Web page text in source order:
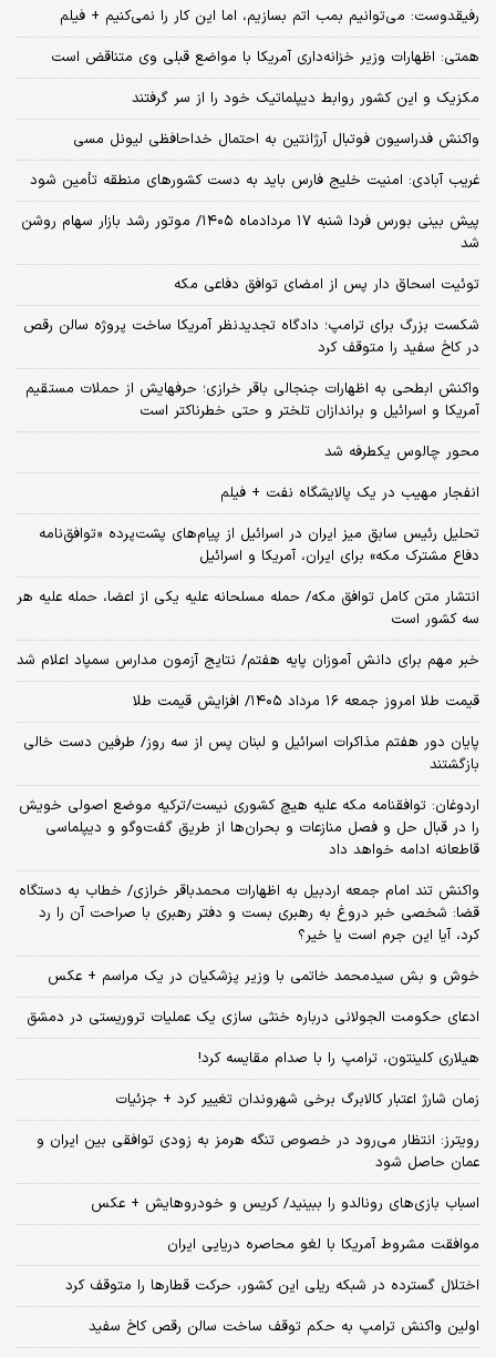
رفیقدوست: می‌توانیم بمب اتم بسازیم، اما این کار را نمی‌کنیم + فیلم
همتی: اظهارات وزیر خزانه‌داری آمریکا با مواضع قبلی وی متناقض است
مکزیک و این کشور روابط دیپلماتیک خود را از سر گرفتند
واکنش فدراسیون فوتبال آرژانتین به احتمال خداحافظی لیونل مسی
غریب آبادی: امنیت خلیج فارس باید به دست کشورهای منطقه تأمین شود
پیش بینی بورس فردا شنبه ۱۷ مردادماه ۱۴۰۵/ موتور رشد بازار سهام روشن
شد
توئیت اسحاق دار پس از امضای توافق دفاعی مکه
شکست بزرگ برای ترامپ؛ دادگاه تجدیدنظر آمریکا ساخت پروژه سالن رقص
در کاخ سفید را متوقف کرد
واکنش ابطحی به اظهارات جنجالی باقر خرازی؛ حرفهایش از حملات مستقیم
آمریکا و اسرائیل و براندازان تلختر و حتی خطرناکتر است
محور چالوس یکطرفه شد
انفجار مهیب در یک پالایشگاه نفت + فیلم
تحلیل رئیس سابق میز ایران در اسرائیل از پیام‌های پشت‌پرده «توافق‌نامه
دفاع مشترک مکه» برای ایران، آمریکا و اسرائیل
انتشار متن کامل توافق مکه/ حمله مسلحانه علیه یکی از اعضا، حمله علیه هر
سه کشور است
خبر مهم برای دانش آموزان پایه هفتم/ نتایج آزمون مدارس سمپاد اعلام شد
قیمت طلا امروز جمعه ۱۶ مرداد ۱۴۰۵/ افزایش قیمت طلا
پایان دور هفتم مذاکرات اسرائیل و لبنان پس از سه روز/ طرفین دست خالی
بازگشتند
اردوغان: توافقنامه مکه علیه هیچ کشوری نیست/ترکیه موضع اصولی خویش
را در قبال حل و فصل منازعات و بحران‌ها از طریق گفت‌وگو و دیپلماسی
قاطعانه ادامه خواهد داد
واکنش تند امام جمعه اردبیل به اظهارات محمدباقر خرازی/ خطاب به دستگاه
قضا: شخصی خبر دروغ به رهبری بست و دفتر رهبری با صراحت آن را رد
کرد، آیا این جرم است یا خیر؟
خوش و بش سیدمحمد خاتمی با وزیر پزشکیان در یک مراسم + عکس
ادعای حکومت الجولانی درباره خنثی سازی یک عملیات تروریستی در دمشق
هیلاری کلینتون، ترامپ را با صدام مقایسه کرد!
زمان شارژ اعتبار کالابرگ برخی شهروندان تغییر کرد + جزئیات
رویترز: انتظار می‌رود در خصوص تنگه هرمز به زودی توافقی بین ایران و
عمان حاصل شود
اسباب‌ بازی‌های رونالدو را ببینید/ کریس و خودروهایش + عکس
موافقت مشروط آمریکا با لغو محاصره دریایی ایران
اختلال گسترده در شبکه ریلی این کشور، حرکت قطارها را متوقف کرد
اولین واکنش ترامپ به حکم توقف ساخت سالن رقص کاخ سفید